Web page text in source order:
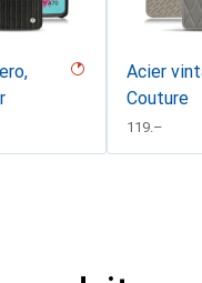
Acier
Couture
CHF
119.–